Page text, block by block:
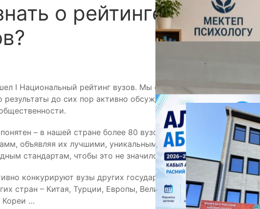
о рейтинге частных
I Национальный рейтинг вузов. Мы освещали подготовку и
результаты до сих пор активно обсуждают в академической
– в нашей стране более 80 вузов, которые предлагают
объявляя их лучшими, уникальными, креативными или
стандартам, чтобы это не значило.
конкурируют вузы других государств, как наших соседей –
стран – Китая, Турции, Европы, Великобритании, США, Канады,
Кореи …